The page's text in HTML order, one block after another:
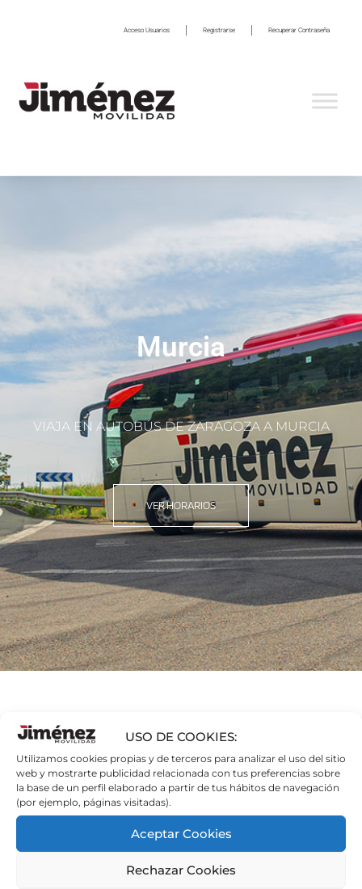
USO DE COOKIES:
Utilizamos cookies propias y de terceros para analizar el uso del sitio
web y mostrarte publicidad relacionada con tus preferencias sobre
la base de un perfil elaborado a partir de tus hábitos de navegación
(por ejemplo, páginas visitadas).
Aceptar Cookies
Rechazar Cookies
Acceso Usuarios Registrarse Recuperar Contraseña
Murcia
VIAJA EN AUTOBÚS DE ZARAGOZA A MURCIA
VER HORARIOS
VIAJA EN AUTOBÚS
ENTRE ZARAGOZA y
MURCIA